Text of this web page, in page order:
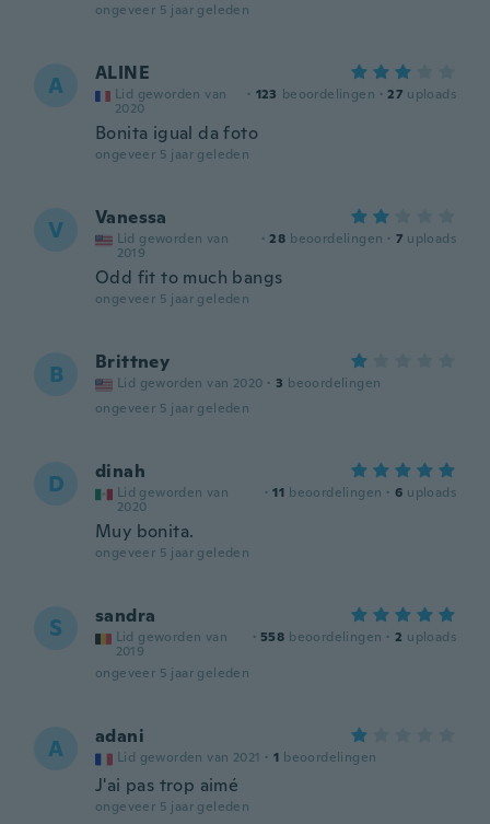
ongeveer 5 jaar geleden
A ALINE
Lid geworden van
2020
· 123 beoordelingen · 27 uploads
Bonita igual da foto
ongeveer 5 jaar geleden
V Vanessa
Lid geworden van
2019
· 28 beoordelingen · 7 uploads
Odd fit to much bangs
ongeveer 5 jaar geleden
B Brittney
Lid geworden van 2020 · 3 beoordelingen
ongeveer 5 jaar geleden
D dinah
Lid geworden van
2020
· 11 beoordelingen · 6 uploads
Muy bonita.
ongeveer 5 jaar geleden
S sandra
Lid geworden van
2019
· 558 beoordelingen · 2 uploads
ongeveer 5 jaar geleden
A adani
Lid geworden van 2021 · 1 beoordelingen
J'ai pas trop aimé
ongeveer 5 jaar geleden